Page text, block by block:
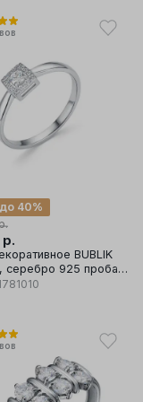
40%
р.
BUBLIK